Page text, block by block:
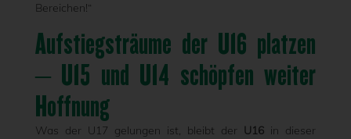
Bereichen!“
Aufstiegsträume der U16 platzen
– U15 und U14 schöpfen weiter
Hoffnung
Was der U17 gelungen ist, bleibt der U16 in dieser